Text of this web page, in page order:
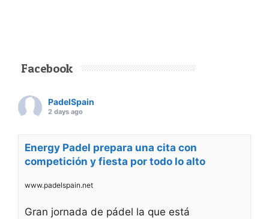
Facebook
PadelSpain
2 days ago
Energy Padel prepara una cita con
competición y fiesta por todo lo alto
www.padelspain.net
Gran jornada de pádel la que está